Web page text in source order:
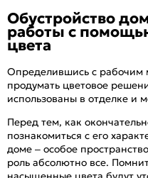
Обустройство
работы с
цвета
Определившись с рабочим
продумать цветовое
использованы в отделке и
Перед тем, как
познакомиться с его
доме – особое
роль абсолютно все.